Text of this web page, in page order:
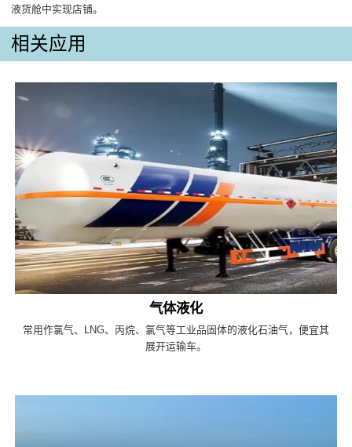
液货舱中实现店铺。
相关应用
气体液化
常用作氯气、LNG、丙烷、氯气等工业品固体的液化石油气，便宜其
展开运输车。